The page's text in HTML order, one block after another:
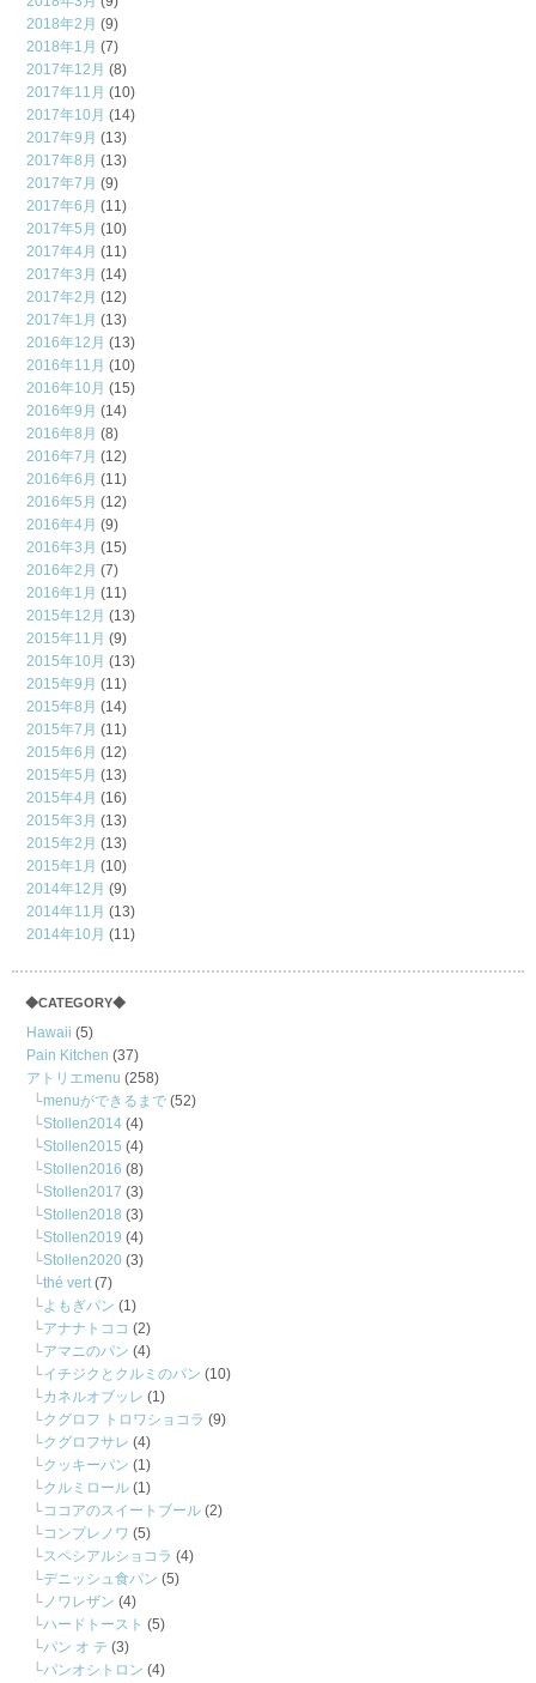
2018年2月 (9)
2018年1月 (7)
2017年12月 (8)
2017年11月 (10)
2017年10月 (14)
2017年9月 (13)
2017年8月 (13)
2017年7月 (9)
2017年6月 (11)
2017年5月 (10)
2017年4月 (11)
2017年3月 (14)
2017年2月 (12)
2017年1月 (13)
2016年12月 (13)
2016年11月 (10)
2016年10月 (15)
2016年9月 (14)
2016年8月 (8)
2016年7月 (12)
2016年6月 (11)
2016年5月 (12)
2016年4月 (9)
2016年3月 (15)
2016年2月 (7)
2016年1月 (11)
2015年12月 (13)
2015年11月 (9)
2015年10月 (13)
2015年9月 (11)
2015年8月 (14)
2015年7月 (11)
2015年6月 (12)
2015年5月 (13)
2015年4月 (16)
2015年3月 (13)
2015年2月 (13)
2015年1月 (10)
2014年12月 (9)
2014年11月 (13)
2014年10月 (11)
◆CATEGORY◆
Hawaii (5)
Pain Kitchen (37)
アトリエmenu (258)
menuができるまで (52)
Stollen2014 (4)
Stollen2015 (4)
Stollen2016 (8)
Stollen2017 (3)
Stollen2018 (3)
Stollen2019 (4)
Stollen2020 (3)
thé vert(7)
よもぎパン (1)
アナナトココ (2)
アマニのパン (4)
イチジクとクルミのパン (10)
カネルオブッレ (1)
クグロフ トロワショコラ (9)
クグロフサレ (4)
クッキーパン (1)
クルミロール (1)
ココアのスイートブール (2)
コンプレノワ (5)
スペシアルショコラ (4)
デニッシュ食パン (5)
ノワレザン (4)
ハードトースト (5)
パン オ テ (3)
パンオシトロン (4)